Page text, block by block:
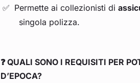
Permette ai collezionisti di
singola polizza.
❓ QUALI SONO I REQUISITI PER
D’EPOCA?